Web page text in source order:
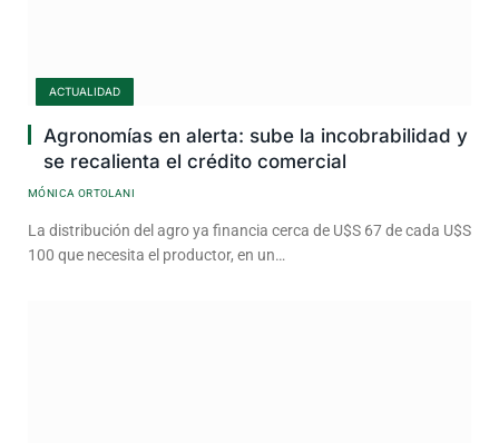
ACTUALIDAD
Agronomías en alerta: sube la incobrabilidad y
se recalienta el crédito comercial
MÓNICA ORTOLANI
La distribución del agro ya financia cerca de U$S 67 de cada U$S
100 que necesita el productor, en un…